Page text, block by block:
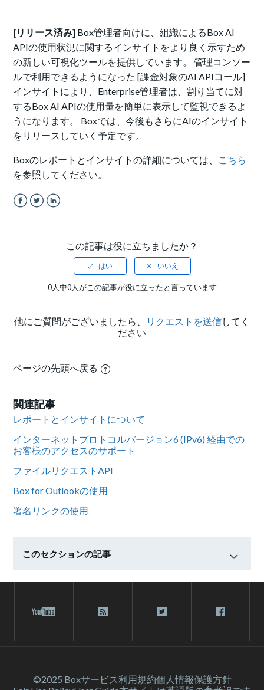
[リリース済み] Box管理者向けに、組織によるBox AI
APIの使用状況に関するインサイトをより良く示すため
の新しい可視化ツールを提供しています。 管理コンソー
ルで利用できるようになった [課金対象のAI APIコール]
インサイトにより、Enterprise管理者は、割り当てに対
するBox AI APIの使用量を簡単に表示して監視できるよ
うになります。 Boxでは、今後もさらにAIのインサイト
をリリースしていく予定です。
Boxのレポートとインサイトの詳細については、 こちら
を参照してください。
この記事は役に立ちましたか？
0人中0人がこの記事が役に立ったと言っています
他にご質問がございましたら、 リクエストを送信してく
ださい
ページの先頭へ戻る
関連記事
レポートとインサイトについて
インターネットプロトコルバージョン6 (IPv6) 経由での
お客様のアクセスのサポート
ファイルリクエストAPI
Box for Outlookの使用
署名リンクの使用
このセクションの記事
©2025 Boxサービス利⽤規約個人情報保護方針